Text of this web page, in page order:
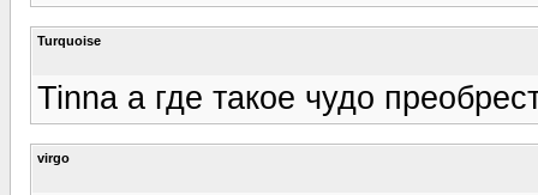
Turquoise
Tinna а где такое чудо
virgo